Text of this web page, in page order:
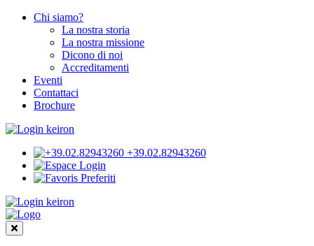
Chi siamo?
La nostra storia
La nostra missione
Dicono di noi
Accreditamenti
Eventi
Contattaci
Brochure
+39.02.82943260
Login
Preferiti